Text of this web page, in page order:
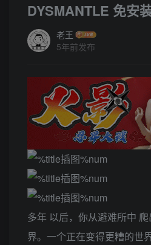
DYSMANTLE 免安
老王
5年前发布
多年 以后，你从避难所中
界。一个正在变得更糟的世界